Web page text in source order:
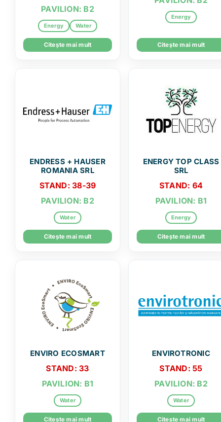
PAVILION: B2
Energy Water
Citește mai mult
Energy
Citește mai mult
ENDRESS + HAUSER
ROMANIA SRL
STAND: 38-39
PAVILION: B2
Water
Citește mai mult
ENERGY TOP CLASS
SRL
STAND: 64
PAVILION: B1
Energy
Citește mai mult
ENVIRO ECOSMART
STAND: 33
PAVILION: B1
Water
Citește mai mult
ENVIROTRONIC
STAND: 55
PAVILION: B2
Water
Citește mai mult